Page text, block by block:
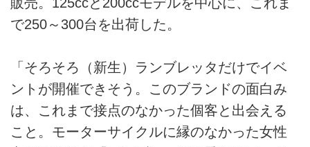
で250～300台を出荷した。
「そろそろ（新生）ランブレッタだけでイベ
ントが開催できそう。このブランドの面白み
は、これまで接点のなかった個客と出会える
こと。モーターサイクルに縁のなかった女性